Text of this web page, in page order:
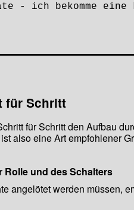
- ich bekomme
für Schritt
für Schritt den Aufbau
also eine Art empfohlener
Rolle und des Schalters
angelötet werden müssen,